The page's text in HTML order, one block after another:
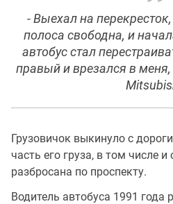
- Выехал на
полоса свободна, и
автобус стал
правый и врезался в меня,
Грузовичок выкинуло с
часть его груза, в том числе
разбросана по проспекту.
Водитель автобуса 1991 года